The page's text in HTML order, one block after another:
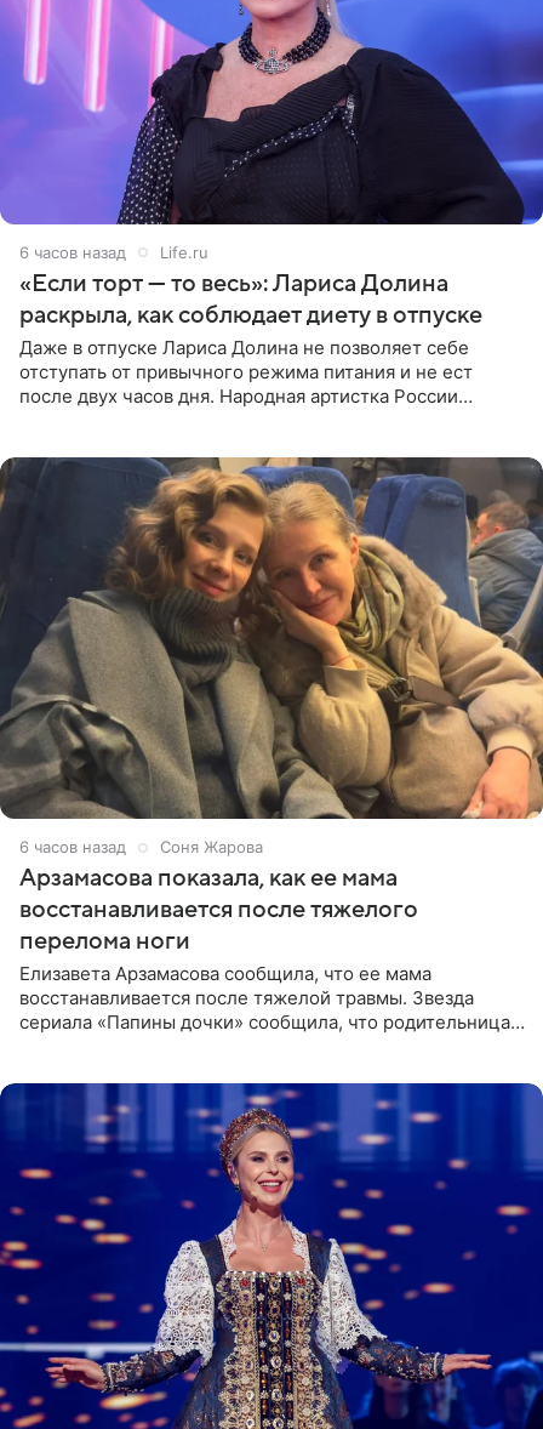
6 часов назад Life.ru
«Если торт — то весь»: Лариса Долина
раскрыла, как соблюдает диету в отпуске
Даже в отпуске Лариса Долина не позволяет себе
отступать от привычного режима питания и не ест
после двух часов дня. Народная артистка России
6 часов назад Соня Жарова
Арзамасова показала, как ее мама
восстанавливается после тяжелого
перелома ноги
Елизавета Арзамасова сообщила, что ее мама
восстанавливается после тяжелой травмы. Звезда
сериала «Папины дочки» сообщила, что родительница